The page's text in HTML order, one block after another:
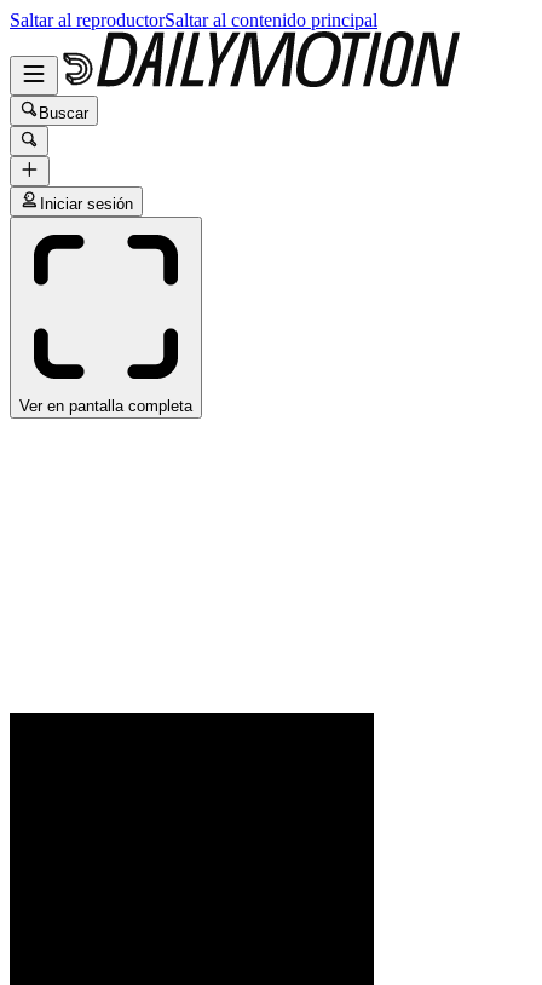
Saltar al reproductorSaltar al contenido principal
Buscar
Iniciar sesión
Ver en pantalla completa